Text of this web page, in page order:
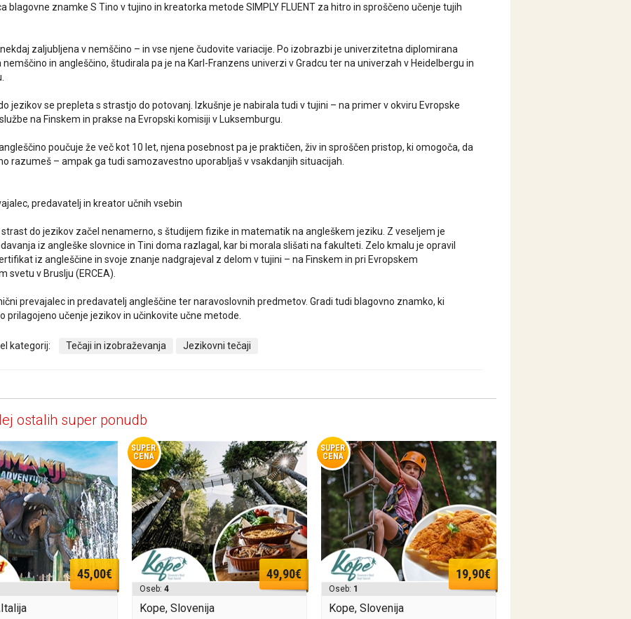
blagovne znamke S Tino v tujino in kreatorka metode SIMPLY FLUENT za hitro in sproščeno učenje tujih
zaljubljena v nemščino – in vse njene čudovite variacije. Po izobrazbi je univerzitetna diplomirana
in angleščino, študirala pa je na Karl-Franzens univerzi v Gradcu ter na univerzah v Heidelbergu in
jezikov se prepleta s strastjo do potovanj. Izkušnje je nabirala tudi v tujini – na primer v okviru Evropske
na Finskem in prakse na Evropski komisiji v Luksemburgu.
poučuje že več kot 10 let, njena posebnost pa je praktičen, živ in sproščen pristop, ki omogoča, da
razumeš – ampak ga tudi samozavestno uporabljaš v vsakdanjih situacijah.
predavatelj in kreator učnih vsebin
strast do jezikov začel nenamerno, s študijem fizike in matematik na angleškem jeziku. Z veseljem je
iz angleške slovnice in Tini doma razlagal, kar bi morala slišati na fakulteti. Zelo kmalu je opravil
iz angleščine in svoje znanje nadgrajeval z delom v tujini – na Finskem in pri Evropskem
svetu v Bruslju (ERCEA).
prevajalec in predavatelj angleščine ter naravoslovnih predmetov. Gradi tudi blagovno znamko, ki
prilagojeno učenje jezikov in učinkovite učne metode.
kategorij: Tečaji in izobraževanja Jezikovni tečaji
ostalih super ponudb
45,00€
SUPER
CENA
49,90€
Oseb: 4
Kope, Slovenija
SUPER
CENA
19,90€
Oseb: 1
Kope, Slovenija